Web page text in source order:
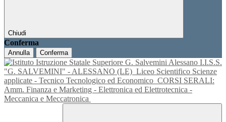
Chiudi
Conferma
Annulla Conferma
I.I.S.S.
"G. SALVEMINI" - ALESSANO (LE) Liceo Scientifico Scienze
applicate - Tecnico Tecnologico ed Economico CORSI SERALI:
Amm. Finanza e Marketing - Elettronica ed Elettrotecnica -
Meccanica e Meccatronica